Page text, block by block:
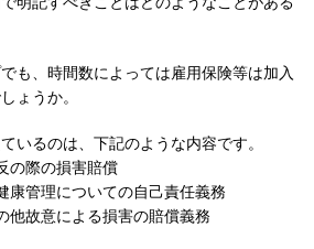
も、時間数によっては雇用保険等は加入
ょうか。
いるのは、下記のような内容です。
の際の損害賠償
康管理についての自己責任義務
他故意による損害の賠償義務